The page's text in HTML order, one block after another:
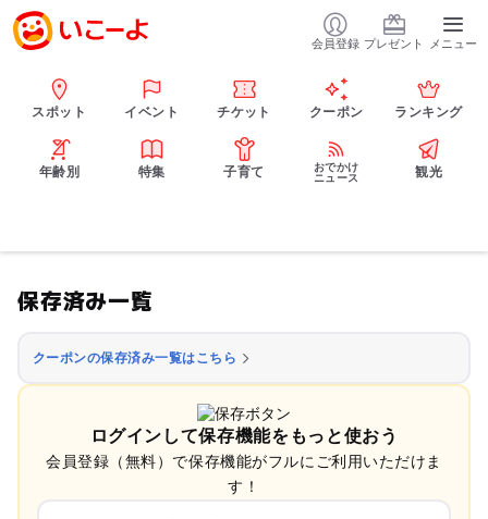
会員登録 プレゼント メニュー
スポット イベント チケット クーポン ランキング
年齢別 特集 子育て
おでかけ
ニュース
観光
保存済み一覧
クーポンの保存済み一覧はこちら
ログインして保存機能をもっと使おう
会員登録（無料）で保存機能がフルにご利用いただけま
す！